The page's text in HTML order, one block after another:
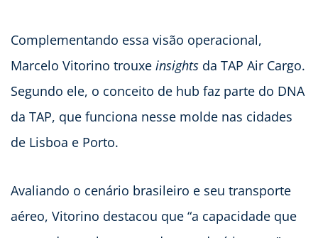
Complementando essa visão operacional,
Marcelo Vitorino trouxe insights da TAP Air Cargo.
Segundo ele, o conceito de hub faz parte do DNA
da TAP, que funciona nesse molde nas cidades
de Lisboa e Porto.
Avaliando o cenário brasileiro e seu transporte
aéreo, Vitorino destacou que “a capacidade que